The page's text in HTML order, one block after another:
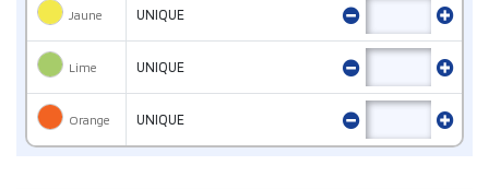
Jaune UNIQUE
Lime UNIQUE
Orange UNIQUE